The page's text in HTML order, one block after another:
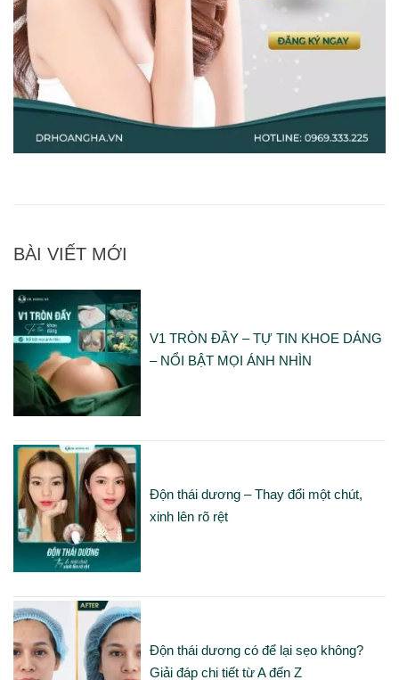
BÀI VIẾT MỚI
V1 TRÒN ĐẦY – TỰ TIN KHOE DÁNG
– NỔI BẬT MỌI ÁNH NHÌN
Độn thái dương – Thay đổi một chút,
xinh lên rõ rệt
Độn thái dương có để lại sẹo không?
Giải đáp chi tiết từ A đến Z